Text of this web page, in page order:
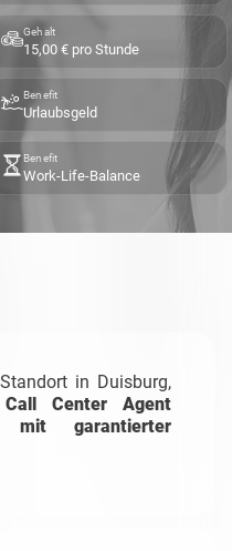
Gehalt
15,00 € pro Stunde
Benefit
Urlaubsgeld
Benefit
Work-Life-Balance
in Duisburg,
Call Center Agent
garantierter